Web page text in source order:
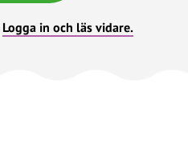
Logga in och läs vidare.